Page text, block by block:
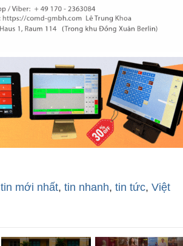
tin mới nhất, tin nhanh, tin tức, Việt